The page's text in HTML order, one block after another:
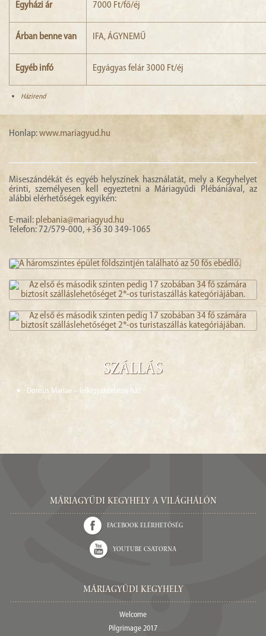
Egyházi ár 7000 Ft/fő/éj
Árban benne van IFA, ÁGYNEMŰ
Egyéb infó Egyágyas felár 3000 Ft/éj
Házirend
Honlap:www.mariagyud.hu
Miseszándékát és egyéb helyszínek használatát, mely a Kegyhelyet
érinti, személyesen kell egyeztetni a Máriagyűdi Plébániával, az
alábbi elérhetőségek egyikén:
E-mail: plebania@mariagyud.hu
Telefon: 72/579-000, +36 30 349-1065
Szállás
Domus Mariae – lelkigyakorlatos ház
Máriagyűdi Kegyhely a világhálón
Facebook elérhetőség
Youtube csatorna
Máriagyűdi Kegyhely
Welcome
Pilgrimage 2017